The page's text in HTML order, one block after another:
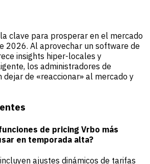
clave para prosperar en el mercado
2026. Al aprovechar un software de
insights hiper-locales y
los administradores de
dejar de «reaccionar» al mercado y
de pricing Vrbo más
en temporada alta?
ajustes dinámicos de tarifas